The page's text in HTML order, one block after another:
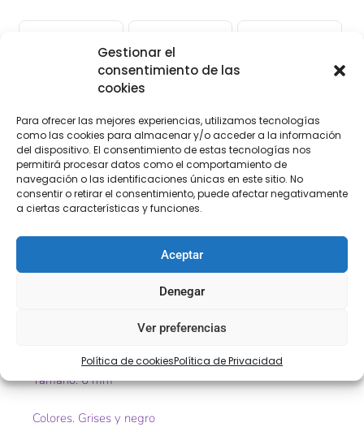
Gestionar el
consentimiento de las
cookies
Para ofrecer las mejores experiencias, utilizamos tecnologías
como las cookies para almacenar y/o acceder a la información
del dispositivo. El consentimiento de estas tecnologías nos
permitirá procesar datos como el comportamiento de
navegación o las identificaciones únicas en este sitio. No
consentir o retirar el consentimiento, puede afectar negativamente
a ciertas características y funciones.
Aceptar
Denegar
Ver preferencias
Política de cookiesPolítica de Privacidad
ENVÍO 24-48H
Descripción Información adicional
Descripción
Córdón de algodón para chándal , talegas, mochílas,
Tamaño. 6 mm
Colores. Grises y negro